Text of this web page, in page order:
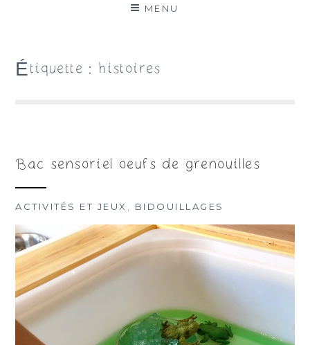
MENU
Étiquette : histoires
Bac sensoriel oeufs de grenouilles
ACTIVITÉS ET JEUX BIDOUILLAGES